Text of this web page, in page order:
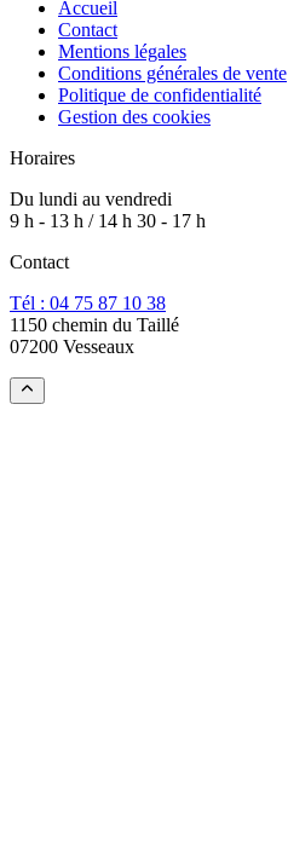
Accueil
Contact
Mentions légales
Conditions générales de vente
Politique de confidentialité
Gestion des cookies
Horaires
Du lundi au vendredi
9 h - 13 h / 14 h 30 - 17 h
Contact
Tél : 04 75 87 10 38
1150 chemin du Taillé
07200 Vesseaux